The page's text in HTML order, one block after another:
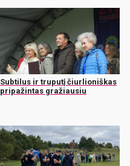
Subtilus ir truputį čiurlioniškas
pripažintas gražiausiu